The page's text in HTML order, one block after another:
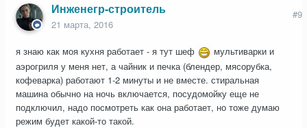
Инженегр-строитель
21 марта, 2016
#9
я знаю как моя кухня работает - я тут шеф
мультиварки и
аэрогриля у меня нет, а чайник и печка (блендер, мясорубка,
кофеварка) работают 1-2 минуты и не вместе. стиральная
машина обычно на ночь включается, посудомойку еще не
подключил, надо посмотреть как она работает, но тоже думаю
режим будет какой-то такой.